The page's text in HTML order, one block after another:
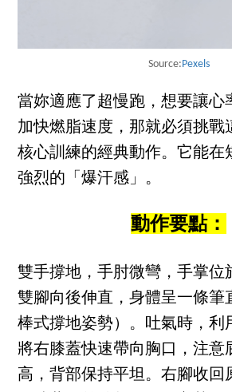
Source:Pexels
當妳適應了超慢跑，想要讓心
加快燃脂速度，那就必須挑戰
核心訓練的經典動作。它能在
強烈的「爆汗感」。
動作要點：
雙手撐地，手肘微彎，手掌位
雙腳向後伸直，身體呈一條筆
棒式撐地姿勢）。吐氣時，利
將右膝蓋快速帶向胸口，注意
高，背部保持平坦。右腳收回